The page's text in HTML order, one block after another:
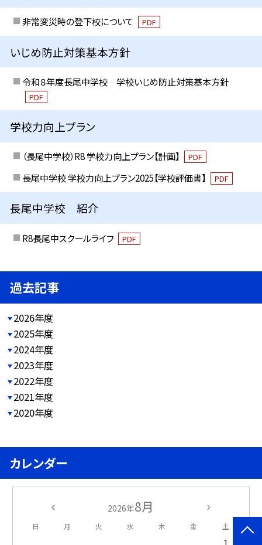
非常変災時の登下校について PDF
いじめ防止対策基本方針
令和８年度長尾中学校 学校いじめ防止対策基本方針
PDF
学校力向上プラン
（長尾中学校）R8 学校力向上プラン【計画】 PDF
長尾中学校 学校力向上プラン2025【学校評価書】 PDF
長尾中学校 紹介
R8長尾中スクールライフ PDF
過去記事
2026年度
2025年度
2024年度
2023年度
2022年度
2021年度
2020年度
カレンダー
2026年8月
日 月 火 水 木 金 土
1